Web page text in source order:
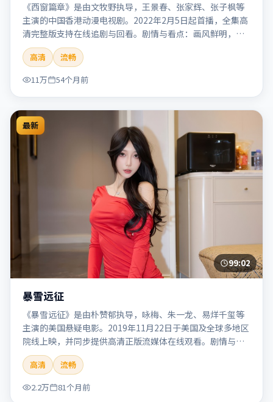
《西窗篇章》是由文牧野执导，王景春、张家辉、张子枫等
主演的中国香港动漫电视剧。2022年2月5日起首播，全集高
清完整版支持在线追剧与回看。剧情与看点：画风鲜明，想
象力丰富，剧情适合青少年与动画爱好者。本片适合检索
「西窗篇章」「文牧野」「动漫」「中国香港」「2022」
「2022-02-05上映」等关键词的影迷阅读简介与主创信息。
高清
流畅
11万
54个月前
最新
99:02
暴雪远征
《暴雪远征》是由朴赞郁执导，咏梅、朱一龙、易烊千玺等
主演的美国悬疑电影。2019年11月22日于美国及全球多地区
院线上映，并同步提供高清正版流媒体在线观看。剧情与看
点：悬念层层推进，线索相互勾连，结局出人意料，适合推
理爱好者。本片适合检索「暴雪远征」「朴赞郁」「悬疑」
「美国」「2019」「2019-11-22上映」等关键词的影迷阅读
简介与主创信息。
高清
流畅
2.2万
81个月前